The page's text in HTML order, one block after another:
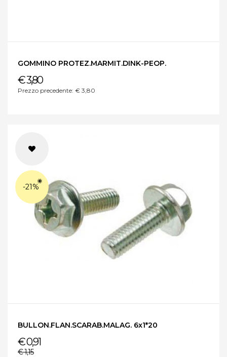
GOMMINO PROTEZ.MARMIT.DINK-PEOP.
€ 3,80
Prezzo precedente: € 3,80
-21%
BULLON.FLAN.SCARAB.MALAG. 6x1*20
€ 0,91
€ 1,15